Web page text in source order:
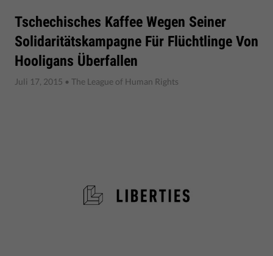
Tschechisches Kaffee Wegen Seiner
Solidaritätskampagne Für Flüchtlinge Von
Hooligans Überfallen
Juli 17, 2015 • The League of Human Rights